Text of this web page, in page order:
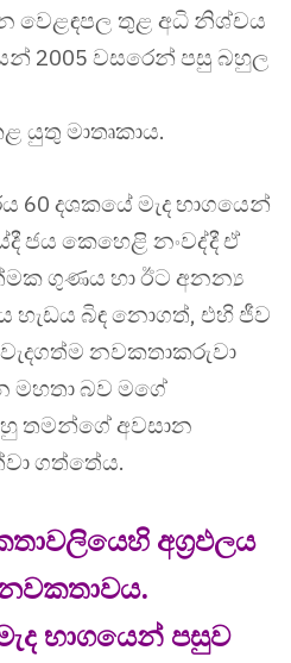
වෙළඳපල තුළ අධි නිශ්චය
2005 වසරෙන් පසු බහුල
යුතු මාතෘකාය.
60 දශකයේ මැද භාගයෙන්
ජය කෙහෙළි නංවද්දී ඒ
ගුණය හා ඊට අනන්‍ය
හැඩය බිඳ නොගත්, එහි ජීව
නවකතාකරුවා
බව මගේ
තමන්ගේ අවසාන
ගත්තේය.
අග්‍රඵලය
භාගයෙන් පසුව